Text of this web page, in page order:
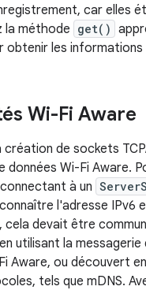
car elles
la méthode get()
obtenir les informations
Wi-Fi Aware
de sockets
données Wi-Fi Aware.
à un
l'adresse IPv6
cela devait être
utilisant la messagerie
Aware, ou découvert
tels que mDNS.